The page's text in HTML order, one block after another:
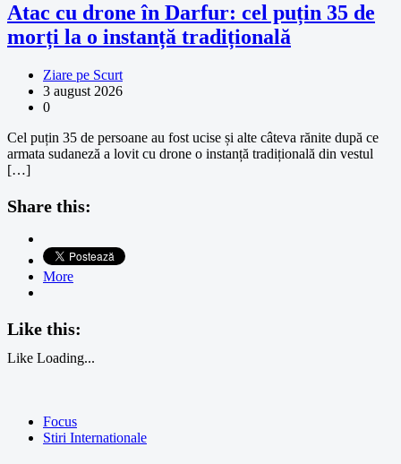
Atac cu drone în Darfur: cel puțin 35 de
morți la o instanță tradițională
Ziare pe Scurt
3 august 2026
0
Cel puțin 35 de persoane au fost ucise și alte câteva rănite după ce
armata sudaneză a lovit cu drone o instanță tradițională din vestul
[…]
Share this:
More
Like this:
Like Loading...
Focus
Stiri Internationale